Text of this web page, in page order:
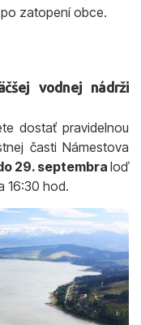
zatopení obce.
vodnej nádrži
dostať pravidelnou
časti Námestova
29. septembra loď
16:30 hod.